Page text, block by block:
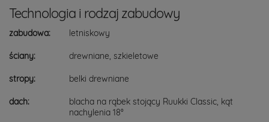
Technologia i rodzaj zabudowy
zabudowa: letniskowy
ściany: drewniane, szkieletowe
stropy: belki drewniane
dach:
blacha na rąbek stojący Ruukki Classic, kąt
nachylenia 18°